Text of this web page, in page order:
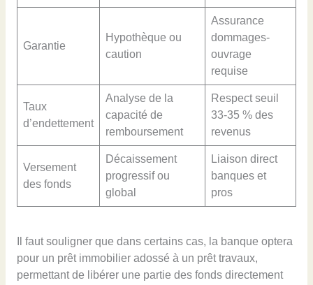
Garantie
Hypothèque ou
caution
Assurance
dommages-
ouvrage
requise
Taux
d’endettement
Analyse de la
capacité de
remboursement
Respect seuil
33-35 % des
revenus
Versement
des fonds
Décaissement
progressif ou
global
Liaison direct
banques et
pros
Il faut souligner que dans certains cas, la banque optera
pour un prêt immobilier adossé à un prêt travaux,
permettant de libérer une partie des fonds directement